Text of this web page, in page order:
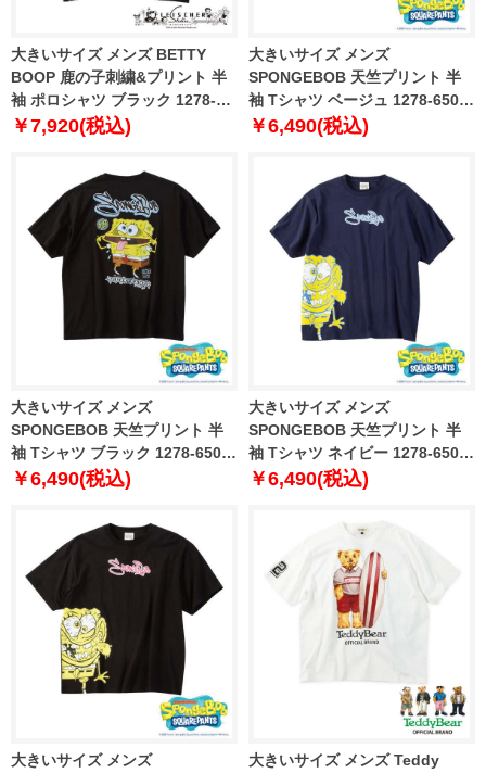
大きいサイズ メンズ BETTY
BOOP 鹿の子刺繍&プリント 半
袖 ポロシャツ ブラック 1278-
6501-2 3L 4L 5L 6L 8L
￥7,920(税込)
大きいサイズ メンズ
SPONGEBOB 天竺プリント 半
袖 Tシャツ ベージュ 1278-6505-
1 3L 4L 5L 6L
￥6,490(税込)
大きいサイズ メンズ
SPONGEBOB 天竺プリント 半
袖 Tシャツ ブラック 1278-6505-
2 3L 4L 5L 6L
￥6,490(税込)
大きいサイズ メンズ
SPONGEBOB 天竺プリント 半
袖 Tシャツ ネイビー 1278-6506-
1 3L 4L 5L 6L
￥6,490(税込)
大きいサイズ メンズ
大きいサイズ メンズ Teddy